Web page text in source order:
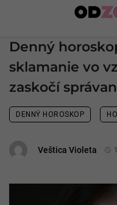
Denný
sklamanie vo
zaskočí
DENNÝ HOROSKOP
Veštica Violeta